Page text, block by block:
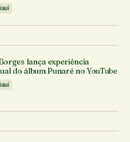
lança experiência
do álbum Punaré no YouTube